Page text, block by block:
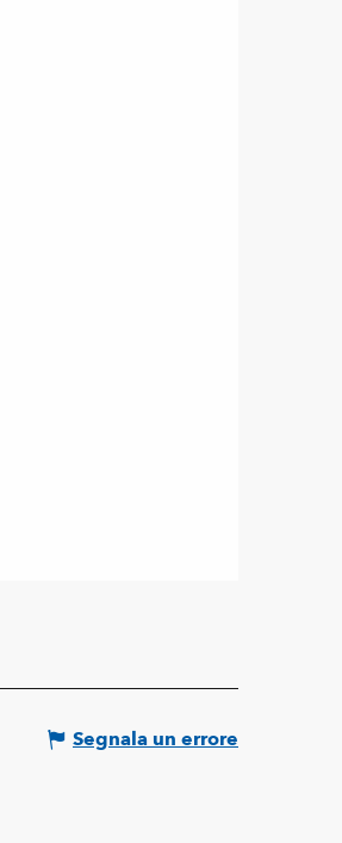
Segnala un errore